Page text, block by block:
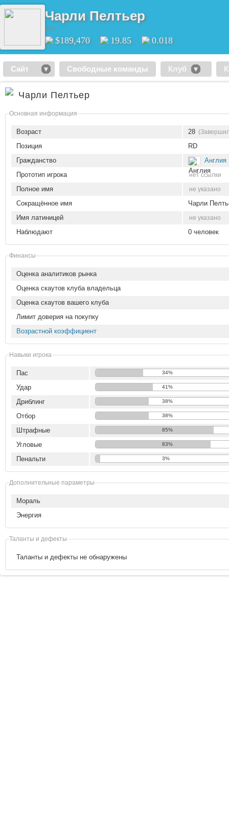
Чарли Пелтьер
RD
$189,470 19.85 0.018
Сайт Свободные команды Клуб
Чарли Пелтьер
Основная информация
Возраст 28
Позиция
RD
Гражданство
Англия
Прототип игрока
нет ссылки
Полное имя не указано
Сокращённое имя
Чарли
Имя латиницей
не указано
Наблюдают 0 человек
Финансы
Оценка аналитиков рынка
Оценка скаутов клуба владельца
Оценка скаутов вашего клуба
Лимит доверия на покупку
Возрастной коэффициент
Навыки игрока
Пас 34%
Удар 41%
Дриблинг 38%
Отбор 38%
Штрафные 85%
Угловые 83%
Пенальти 3%
Дополнительные параметры
Мораль
Энергия
Таланты и дефекты
Таланты и дефекты не обнаружены